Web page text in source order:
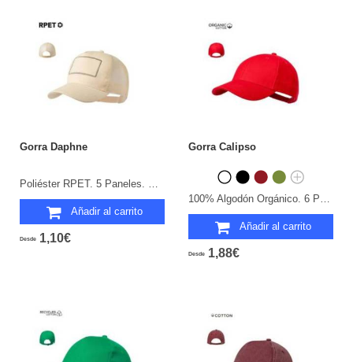
Gorra Daphne
Añadir al carrito
Desde 1,10€
Gorra Calipso
Añadir al carrito
Desde 1,88€